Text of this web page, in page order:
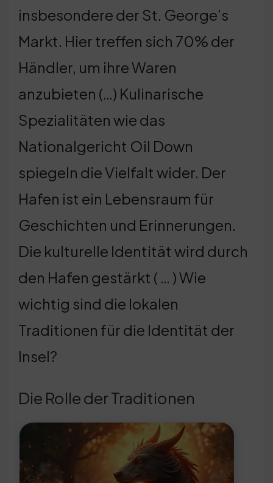
insbesondere der St. George’s
Markt. Hier treffen sich 70% der
Händler, um ihre Waren
anzubieten (…) Kulinarische
Spezialitäten wie das
Nationalgericht Oil Down
spiegeln die Vielfalt wider. Der
Hafen ist ein Lebensraum für
Geschichten und Erinnerungen.
Die kulturelle Identität wird durch
den Hafen gestärkt ( … ) Wie
wichtig sind die lokalen
Traditionen für die Identität der
Insel?
Die Rolle der Traditionen